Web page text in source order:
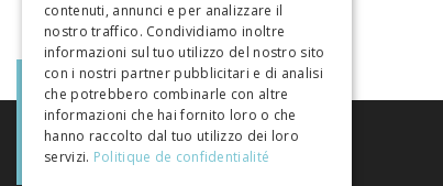
contenuti, annunci e per analizzare il
nostro traffico. Condividiamo inoltre
informazioni sul tuo utilizzo del nostro sito
con i nostri partner pubblicitari e di analisi
che potrebbero combinarle con altre
informazioni che hai fornito loro o che
hanno raccolto dal tuo utilizzo dei loro
servizi. Politique de confidentialité